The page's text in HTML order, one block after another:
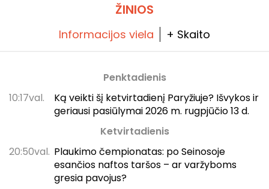
ŽINIOS
Informacijos viela + Skaito
Penktadienis
10:17val.
Ką veikti šį ketvirtadienį Paryžiuje? Išvykos ir
geriausi pasiūlymai 2026 m. rugpjūčio 13 d.
Ketvirtadienis
20:50val. Plaukimo čempionatas: po Seinosoje
esančios naftos taršos – ar varžyboms
gresia pavojus?